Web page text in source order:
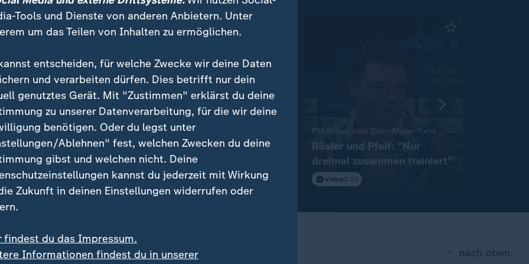
macht Schluss:
Olympiasiegerin Gut-
beendet Karriere
Video0:30
Zweimal EM-Gold gewonnen
Wasserspringer Wesemann:
"Ich bin unfassbar
zufrieden"
Video2:33
EM-Silber vom Zehn-Meter-Turm
Rösler und Pfeif: "Nur
dreimal zusammen trainiert"
Video2:22
nach oben
Tools und Dienste von anderen Anbietern. Unter
um das Teilen von Inhalten zu ermöglichen.
entscheiden, für welche Zwecke wir deine Daten
und verarbeiten dürfen. Dies betrifft nur dein
genutztes Gerät. Mit "Zustimmen" erklärst du deine
zu unserer Datenverarbeitung, für die wir deine
benötigen. Oder du legst unter
Ablehnen" fest, welchen Zwecken du deine
gibst und welchen nicht. Deine
kannst du jederzeit mit Wirkung
Zukunft in deinen Einstellungen widerrufen oder
findest du das Impressum.
Informationen findest du in unserer